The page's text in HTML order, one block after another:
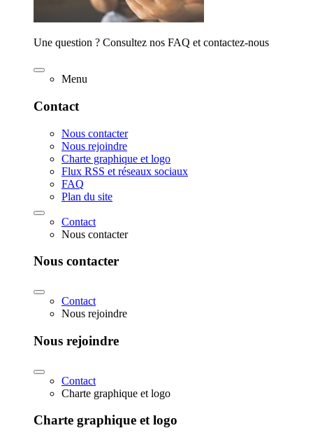
Une question ? Consultez nos FAQ et contactez-nous
Menu
Contact
Nous contacter
Nous rejoindre
Charte graphique et logo
Flux RSS et réseaux sociaux
FAQ
Plan du site
Contact
Nous contacter
Nous contacter
Contact
Nous rejoindre
Nous rejoindre
Contact
Charte graphique et logo
Charte graphique et logo